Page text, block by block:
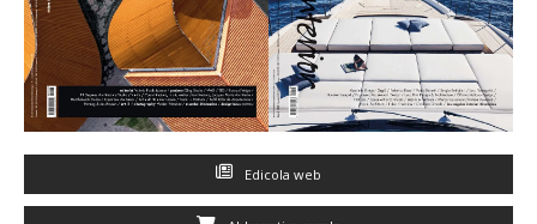
Edicola web